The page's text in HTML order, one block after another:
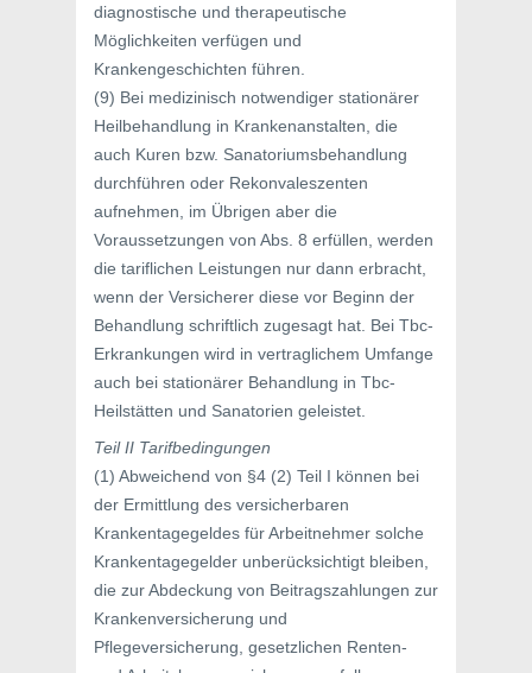
diagnostische und therapeutische
Möglichkeiten verfügen und
Krankengeschichten führen.
(9) Bei medizinisch notwendiger stationärer
Heilbehandlung in Krankenanstalten, die
auch Kuren bzw. Sanatoriumsbehandlung
durchführen oder Rekonvaleszenten
aufnehmen, im Übrigen aber die
Voraussetzungen von Abs. 8 erfüllen, werden
die tariflichen Leistungen nur dann erbracht,
wenn der Versicherer diese vor Beginn der
Behandlung schriftlich zugesagt hat. Bei Tbc-
Erkrankungen wird in vertraglichem Umfange
auch bei stationärer Behandlung in Tbc-
Heilstätten und Sanatorien geleistet.
Teil II Tarifbedingungen
(1) Abweichend von §4 (2) Teil I können bei
der Ermittlung des versicherbaren
Krankentagegeldes für Arbeitnehmer solche
Krankentagegelder unberücksichtigt bleiben,
die zur Abdeckung von Beitragszahlungen zur
Krankenversicherung und
Pflegeversicherung, gesetzlichen Renten-